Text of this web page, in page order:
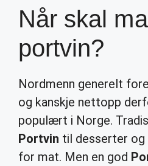
Når skal
portvin?
Nordmenn generelt
og kanskje nettopp
populært i Norge.
Portvin til desserter
for mat. Men en god